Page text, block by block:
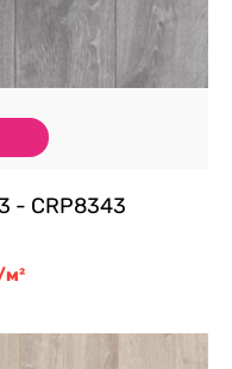
- CRP8343